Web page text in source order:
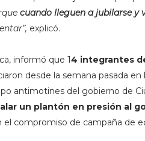
cuando lleguen a jubilarse y
explicó.
informó que 14 integrantes
desde la semana pasada
antimotines del gobierno de
un plantón en presión al
el compromiso de campaña de